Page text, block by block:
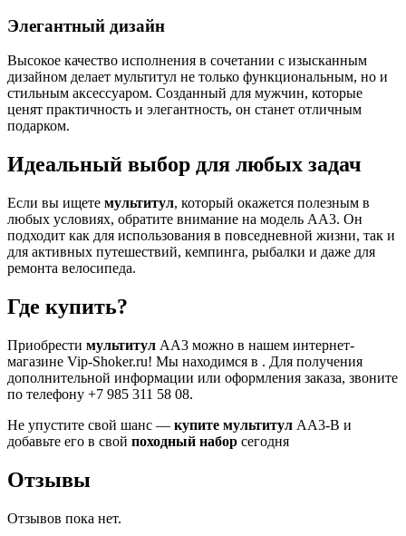
Элегантный дизайн
Высокое качество исполнения в сочетании с изысканным
дизайном делает мультитул не только функциональным, но и
стильным аксессуаром. Созданный для мужчин, которые
ценят практичность и элегантность, он станет отличным
подарком.
Идеальный выбор для любых задач
Если вы ищете мультитул, который окажется полезным в
любых условиях, обратите внимание на модель АА3. Он
подходит как для использования в повседневной жизни, так и
для активных путешествий, кемпинга, рыбалки и даже для
ремонта велосипеда.
Где купить?
Приобрести мультитул АА3 можно в нашем интернет-
магазине Vip-Shoker.ru! Мы находимся в . Для получения
дополнительной информации или оформления заказа, звоните
по телефону +7 985 311 58 08.
Не упустите свой шанс — купите мультитул АА3-В и
добавьте его в свой походный набор сегодня
Отзывы
Отзывов пока нет.